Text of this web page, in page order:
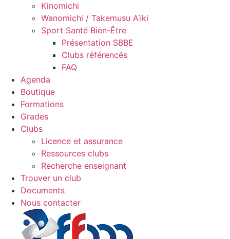
Kinomichi
Wanomichi / Takemusu Aïki
Sport Santé Bien-Être
Présentation SBBE
Clubs référencés
FAQ
Agenda
Boutique
Formations
Grades
Clubs
Licence et assurance
Ressources clubs
Recherche enseignant
Trouver un club
Documents
Nous contacter